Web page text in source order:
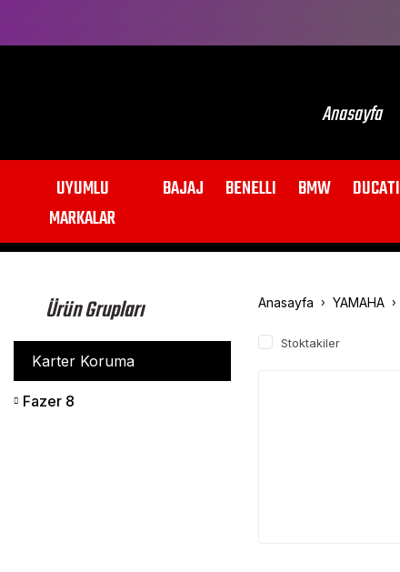
Anasayfa
UYUMLU
MARKALAR
BAJAJ BENELLI BMW DUCATI
Ürün Grupları
Karter Koruma
Fazer 8
Anasayfa YAMAHA
Stoktakiler